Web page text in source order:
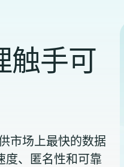
触手可
市场上最快的数据
度、匿名性和可靠